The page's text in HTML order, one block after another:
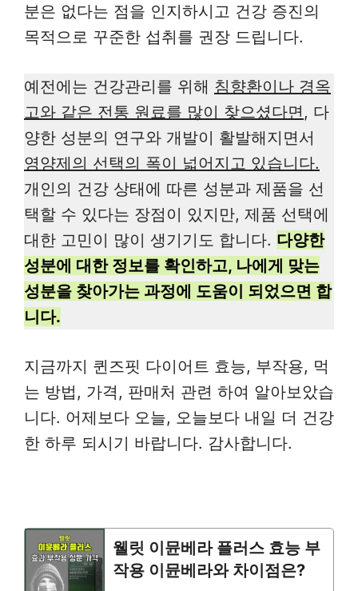
분은 없다는 점을 인지하시고 건강 증진의
목적으로 꾸준한 섭취를 권장 드립니다.
예전에는 건강관리를 위해 침향환이나 경옥
고와 같은 전통 원료를 많이 찾으셨다면 , 다
양한 성분의 연구와 개발이 활발해지면서
영양제의 선택의 폭이 넓어지고 있습니다.
개인의 건강 상태에 따른 성분과 제품을 선
택할 수 있다는 장점이 있지만, 제품 선택에
대한 고민이 많이 생기기도 합니다. 다양한
성분에 대한 정보를 확인하고, 나에게 맞는
성분을 찾아가는 과정에 도움이 되었으면 합
니다.
지금까지 퀸즈핏 다이어트 효능, 부작용, 먹
는 방법, 가격, 판매처 관련 하여 알아보았습
니다. 어제보다 오늘, 오늘보다 내일 더 건강
한 하루 되시기 바랍니다. 감사합니다.
웰릿 이뮨베라 플러스 효능 부
작용 이뮨베라와 차이점은?